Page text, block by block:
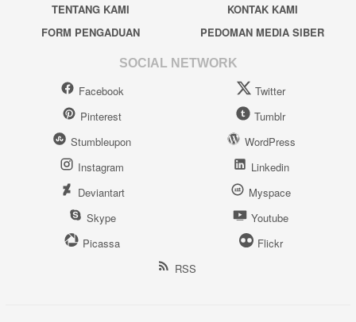
TENTANG KAMI
KONTAK KAMI
FORM PENGADUAN
PEDOMAN MEDIA SIBER
SOCIAL NETWORK
Facebook
Twitter
Pinterest
Tumblr
Stumbleupon
WordPress
Instagram
Linkedin
Deviantart
Myspace
Skype
Youtube
Picassa
Flickr
RSS